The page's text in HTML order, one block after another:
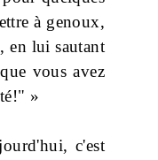
à genoux,
en lui sautant
que vous avez
»
c'est